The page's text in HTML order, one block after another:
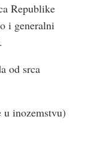
Republike
i generalni
od srca
u inozemstvu)